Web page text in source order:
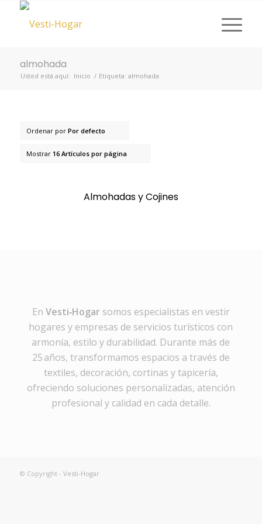
almohada
Usted está aquí: Inicio / Etiqueta: almohada
Ordenar por Por defecto
Mostrar 16 Artículos por página
Almohadas y Cojines
En Vesti‑Hogar somos especialistas en vestir
hogares y empresas de servicios turísticos con
armonía, estilo y durabilidad. Durante más de
25 años, transformamos espacios a través de
textiles, decoración, cortinas y tapicería,
ofreciendo soluciones personalizadas, atención
profesional y calidad en cada detalle.
© Copyright - Vesti-Hogar